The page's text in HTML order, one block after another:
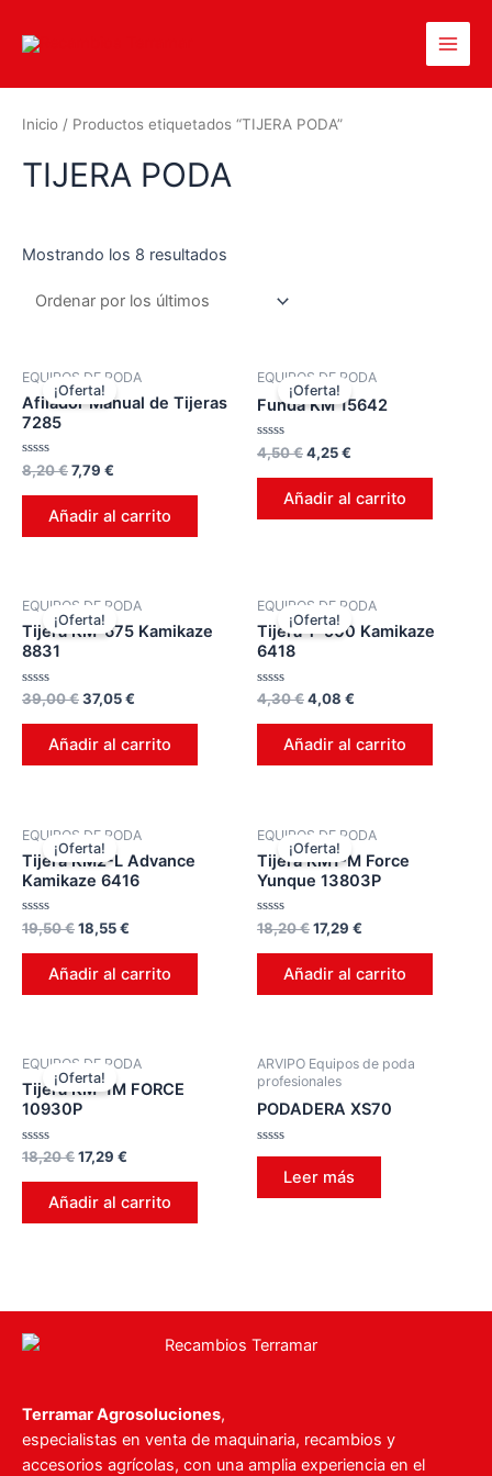
Inicio / Productos etiquetados “TIJERA PODA”
TIJERA PODA
Mostrando los 8 resultados
¡Oferta!
EQUIPOS DE PODA
Afilador Manual de Tijeras
7285
Valorado
en
0
8,20€7,79 €
Añadir al carrito
¡Oferta!
EQUIPOS DE PODA
Funda KM 15642
Valorado
en
0
4,50€4,25€
Añadir al carrito
¡Oferta!
EQUIPOS DE PODA
Tijera KM-675 Kamikaze
8831
Valorado
0
39,00€37,05€
Añadir al carrito
¡Oferta!
EQUIPOS DE PODA
Tijera T-900 Kamikaze
6418
Valorado
en
0
4,30€4,08 €
Añadir al carrito
¡Oferta!
EQUIPOS DE PODA
Tijera KM2-L Advance
Kamikaze 6416
Valorado
en
0
19,50€18,55€
Añadir al carrito
¡Oferta!
EQUIPOS DE PODA
Tijera KM1-M Force
Yunque 13803P
Valorado
en
0
18,20€17,29 €
Añadir al carrito
¡Oferta!
EQUIPOS DE PODA
Tijera KM-1M FORCE
10930P
Valorado
0
18,20€17,29 €
Añadir al carrito
ARVIPO Equipos de poda
profesionales
PODADERA XS70
Valorado
Leer más
Terramar Agrosoluciones,
especialistas en venta de maquinaria, recambios y
accesorios agrícolas, con una amplia experiencia en el